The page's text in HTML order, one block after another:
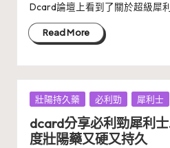
Dcard論壇上看到了關於超級犀
Read More
Posted
壯陽持久藥 必利勁 犀利士
dcard分享必利勁犀利
度壯陽藥又硬又持久